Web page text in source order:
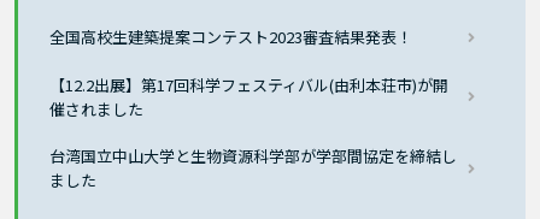
全国高校生建築提案コンテスト2023審査結果発表！
【12.2出展】第17回科学フェスティバル(由利本荘市)が開
催されました
台湾国立中山大学と生物資源科学部が学部間協定を締結し
ました